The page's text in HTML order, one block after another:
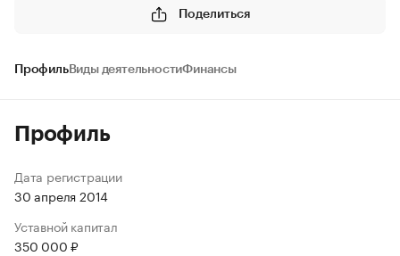
Поделиться
ПрофильВиды деятельностиФинансы
Профиль
Дата регистрации
30 апреля 2014
Уставной капитал
350 000 ₽